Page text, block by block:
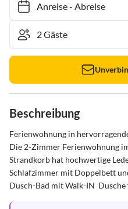
Anreise- Abreise
Beschreibung
Ferienwohnung in
Die 2-Zimmer Ferienwohnung
Strandkorb hat hochwertige
Schlafzimmer mit Doppelbett
Dusch-Bad mit Walk-IN  Dusche